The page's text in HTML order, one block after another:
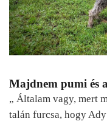
Majdnem pumi és
„ Általam vagy, mert
talán furcsa, hogy